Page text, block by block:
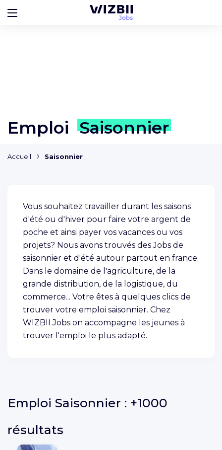
Emploi Saisonnier
Accueil Saisonnier
Vous souhaitez travailler durant les saisons
d'été ou d'hiver pour faire votre argent de
poche et ainsi payer vos vacances ou vos
projets? Nous avons trouvés des Jobs de
saisonnier et d'été autour partout en france.
Dans le domaine de l'agriculture, de la
grande distribution, de la logistique, du
commerce... Votre êtes à quelques clics de
trouver votre emploi saisonnier. Chez
WIZBII Jobs on accompagne les jeunes à
trouver l'emploi le plus adapté.
Emploi Saisonnier : +1000
résultats